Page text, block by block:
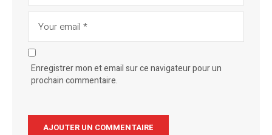
Enregistrer mon et email sur ce navigateur pour un
prochain commentaire.